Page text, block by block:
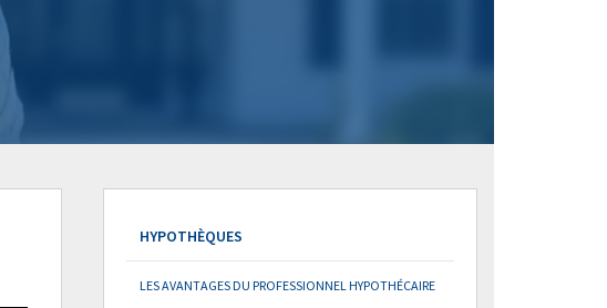
HYPOTHÈQUES
LES AVANTAGES DU PROFESSIONNEL HYPOTHÉCAIRE